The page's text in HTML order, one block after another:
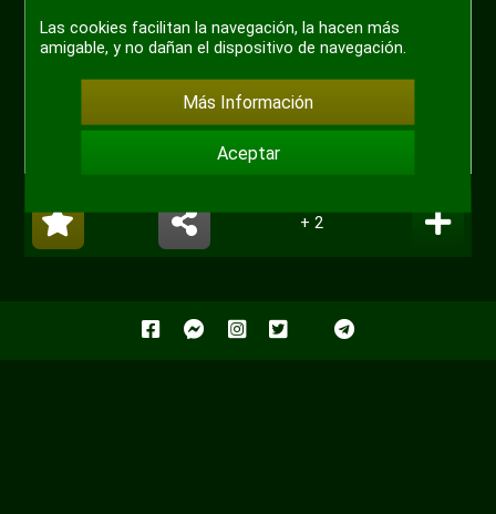
+ 2
Las cookies facilitan la navegación, la hacen más
amigable, y no dañan el dispositivo de navegación.
Más Información
Aceptar